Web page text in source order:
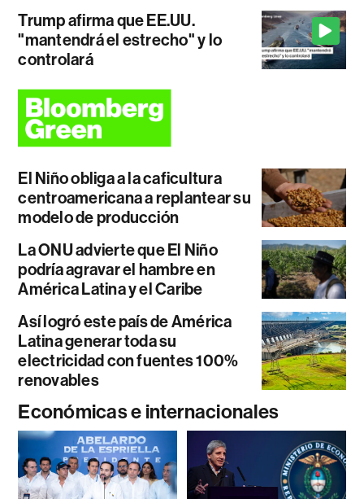
Trump afirma que EE.UU.
"mantendrá el estrecho" y lo
controlará
El Niño obliga a la caficultura
centroamericana a replantear su
modelo de producción
La ONU advierte que El Niño
podría agravar el hambre en
América Latina y el Caribe
Así logró este país de América
Latina generar toda su
electricidad con fuentes 100%
renovables
Económicas e internacionales